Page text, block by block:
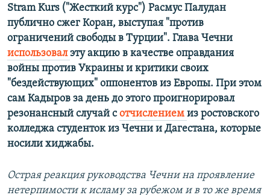
Stram Kurs ("Жесткий курс") Расмус Палудан​
публично сжег Коран, выступая "против
ограничений свободы в Турции". Глава Чечни
использовалэту акцию в качестве оправдания
войны против Украины и критики своих
"бездействующих" оппонентов из Европы. При этом
сам Кадыров за день до этого проигнорировал
резонансный случай сотчислением из ростовского
колледжа студенток из Чечни и Дагестана, которые
носили хиджабы.
Острая реакция руководства Чечни на проявление
нетерпимости к исламу за рубежом и в то же время